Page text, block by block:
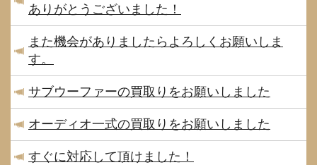
ありがとうございました！
また機会がありましたらよろしくお願いしま
す。
サブウーファーの買取りをお願いしました
オーディオ一式の買取りをお願いしました
すぐに対応して頂けました！